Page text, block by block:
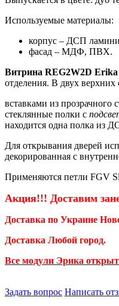
Используемые материалы:
корпус – ДСП
фасад – МДФ, ПВХ.
Витрина REG2W2D
отделения. В двух верхних
вставками из прозрачного
стеклянные полки с
находится одна полка из
Для открывания дверей
декорированная с
Применяются петли FGV
Акция!!! Доставим
Доставка по Украине
Доставка Любой город.
Все модули Эрика
Задать вопрос Написать